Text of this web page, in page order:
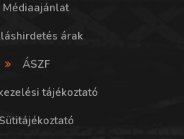
Médiaajánlat
árak
ÁSZF
tájékoztató
Sütitájékoztató